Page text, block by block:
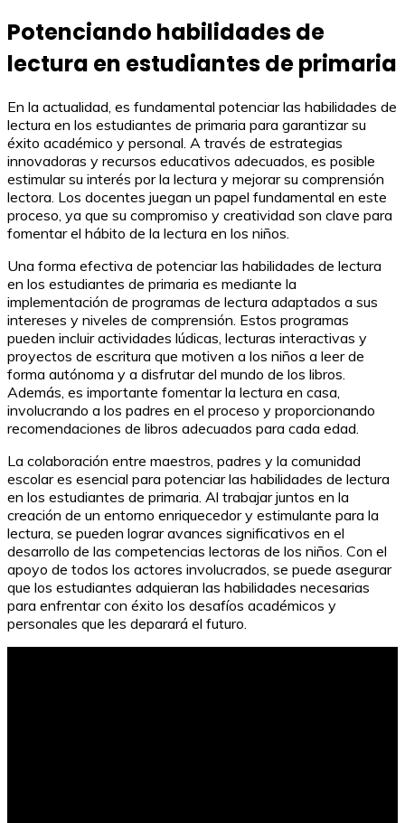
Potenciando habilidades de
lectura en estudiantes de primaria
En la actualidad, es fundamental potenciar las habilidades de
lectura en los estudiantes de primaria para garantizar su
éxito académico y personal. A través de estrategias
innovadoras y recursos educativos adecuados, es posible
estimular su interés por la lectura y mejorar su comprensión
lectora. Los docentes juegan un papel fundamental en este
proceso, ya que su compromiso y creatividad son clave para
fomentar el hábito de la lectura en los niños.
Una forma efectiva de potenciar las habilidades de lectura
en los estudiantes de primaria es mediante la
implementación de programas de lectura adaptados a sus
intereses y niveles de comprensión. Estos programas
pueden incluir actividades lúdicas, lecturas interactivas y
proyectos de escritura que motiven a los niños a leer de
forma autónoma y a disfrutar del mundo de los libros.
Además, es importante fomentar la lectura en casa,
involucrando a los padres en el proceso y proporcionando
recomendaciones de libros adecuados para cada edad.
La colaboración entre maestros, padres y la comunidad
escolar es esencial para potenciar las habilidades de lectura
en los estudiantes de primaria. Al trabajar juntos en la
creación de un entorno enriquecedor y estimulante para la
lectura, se pueden lograr avances significativos en el
desarrollo de las competencias lectoras de los niños. Con el
apoyo de todos los actores involucrados, se puede asegurar
que los estudiantes adquieran las habilidades necesarias
para enfrentar con éxito los desafíos académicos y
personales que les deparará el futuro.